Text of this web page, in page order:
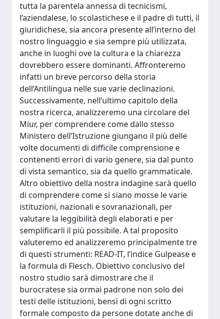
tutta la parentela annessa di tecnicismi,
l’aziendalese, lo scolastichese e il padre di tutti, il
giuridichese, sia ancora presente all’interno del
nostro linguaggio e sia sempre più utilizzata,
anche in luoghi ove la cultura e la chiarezza
dovrebbero essere dominanti. Affronteremo
infatti un breve percorso della storia
dell’Antilingua nelle sue varie declinazioni.
Successivamente, nell’ultimo capitolo della
nostra ricerca, analizzeremo una circolare del
Miur, per comprendere come dallo stesso
Ministero dell’Istruzione giungano il più delle
volte documenti di difficile comprensione e
contenenti errori di vario genere, sia dal punto
di vista semantico, sia da quello grammaticale.
Altro obiettivo della nostra indagine sarà quello
di comprendere come si siano mosse le varie
istituzioni, nazionali e sovranazionali, per
valutare la leggibilità degli elaborati e per
semplificarli il più possibile. A tal proposito
valuteremo ed analizzeremo principalmente tre
di questi strumenti: READ-IT, l’indice Gulpease e
la formula di Flesch. Obiettivo conclusivo del
nostro studio sarà dimostrare che il
burocratese sia ormai padrone non solo dei
testi delle istituzioni, bensì di ogni scritto
formale composto da persone dotate anche di